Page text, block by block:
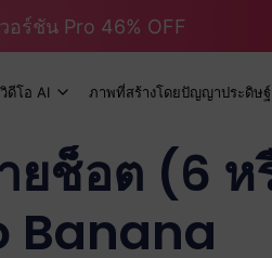
อร์ชัน Pro 46% OFF
วิดีโอ AI ภาพที่สร้างโดยปัญญาประดิษฐ์
ยช็อต (6
Banana